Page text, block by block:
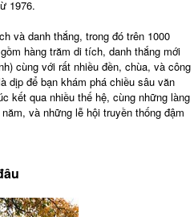
1976.
và danh thắng, trong đó trên 1000
hàng trăm di tích, danh thắng mới
cùng với rất nhiều đền, chùa, và công
dịp để bạn khám phá chiều sâu văn
kết qua nhiều thế hệ, cùng những làng
và những lễ hội truyền thống đậm